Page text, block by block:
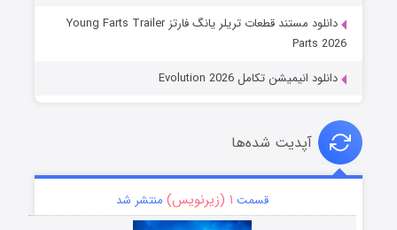
دانلود مستند قطعات تریلر یانگ فارتز Young Farts Trailer
Parts 2026
دانلود انیمیشن تکامل Evolution 2026
آپدیت شده‌ها
قسمت ۱ (زیرنویس) منتشر شد